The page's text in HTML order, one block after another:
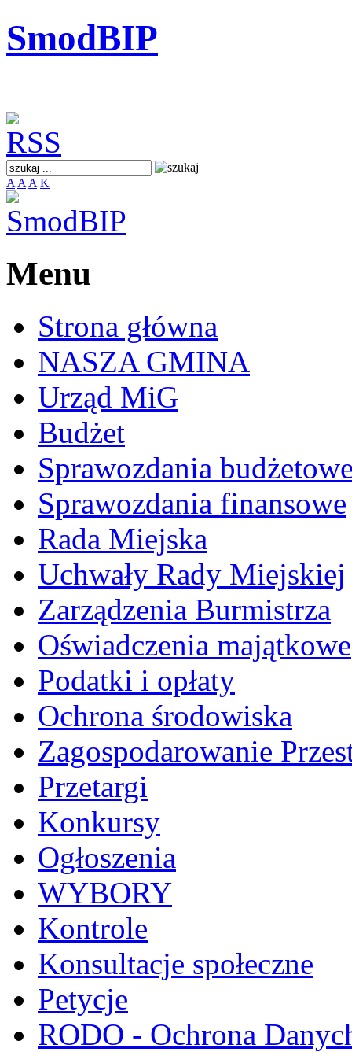
SmodBIP
A A A K
Menu
Strona główna
NASZA GMINA
Urząd MiG
Budżet
Sprawozdania
Sprawozdania finansowe
Rada Miejska
Uchwały Rady Miejskiej
Zarządzenia Burmistrza
Oświadczenia majątkowe
Podatki i opłaty
Ochrona środowiska
Zagospodarowanie
Przetargi
Konkursy
Ogłoszenia
WYBORY
Kontrole
Konsultacje społeczne
Petycje
RODO - Ochrona